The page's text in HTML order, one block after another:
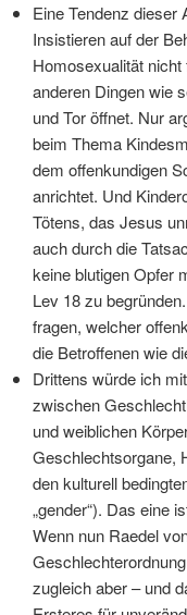
Eine Tendenz dieser
Insistieren auf der
Homosexualität
anderen Dingen wie
und Tor öffnet. Nur
beim Thema
dem offenkundigen
anrichtet. Und
Tötens, das Jesus
auch durch die
keine blutigen Opfer
Lev 18 zu
fragen, welcher
die Betroffenen wie
Drittens würde ich
zwischen
und weiblichen
Geschlechtsorgane,
den kulturell
„gender“). Das eine
Wenn nun Raedel
zugleich aber – und